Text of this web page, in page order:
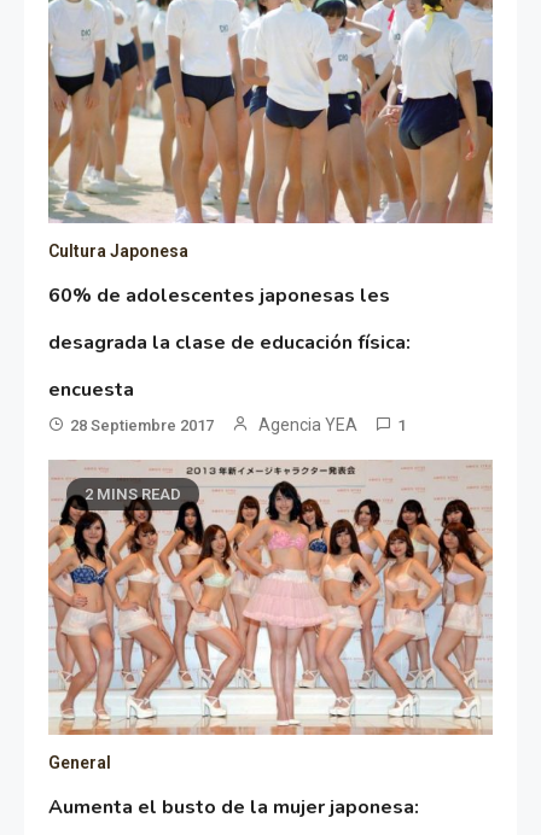
Cultura Japonesa
60% de adolescentes japonesas les
desagrada la clase de educación física:
encuesta
28 Septiembre 2017 Agencia YEA 1
2 MINS READ
General
Aumenta el busto de la mujer japonesa: